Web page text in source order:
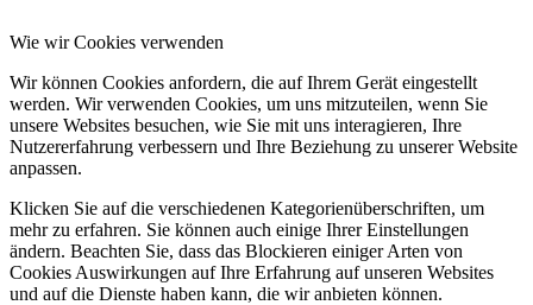
Wie wir Cookies verwenden
Wir können Cookies anfordern, die auf Ihrem Gerät eingestellt
werden. Wir verwenden Cookies, um uns mitzuteilen, wenn Sie
unsere Websites besuchen, wie Sie mit uns interagieren, Ihre
Nutzererfahrung verbessern und Ihre Beziehung zu unserer Website
anpassen.
Klicken Sie auf die verschiedenen Kategorienüberschriften, um
mehr zu erfahren. Sie können auch einige Ihrer Einstellungen
ändern. Beachten Sie, dass das Blockieren einiger Arten von
Cookies Auswirkungen auf Ihre Erfahrung auf unseren Websites
und auf die Dienste haben kann, die wir anbieten können.